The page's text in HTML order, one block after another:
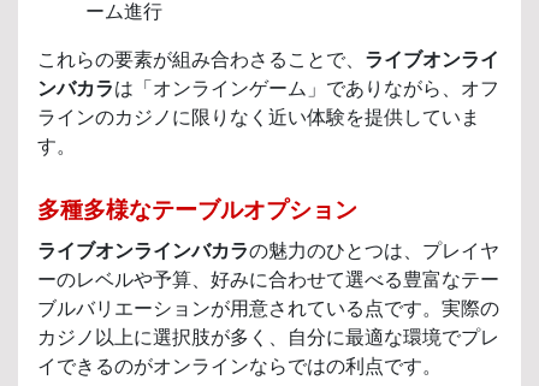
ーム進行
これらの要素が組み合わさることで、 ライブオンライ
ンバカラは「オンラインゲーム」でありながら、オフ
ラインのカジノに限りなく近い体験を提供していま
す。
多種多様なテーブルオプション
ライブオンラインバカラの魅力のひとつは、プレイヤ
ーのレベルや予算、好みに合わせて選べる豊富なテー
ブルバリエーションが用意されている点です。実際の
カジノ以上に選択肢が多く、自分に最適な環境でプレ
イできるのがオンラインならではの利点です。